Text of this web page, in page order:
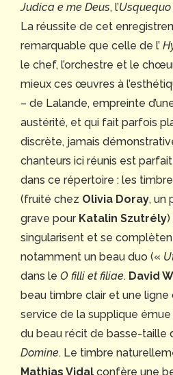
Judica e me Deus, l’
La réussite de cet
remarquable que celle de l’
le chef, l’orchestre et le
mieux ces œuvres à
– de Lalande, empreinte
austérité, et qui fait parfois
discrète, jamais
chanteurs ici réunis est
dans ce répertoire : les
(fruité chez Olivia Doray, un
grave pour Katalin Szutrély
singularisent et se
notamment un beau duo («
dans le O filli et filiae. David
beau timbre clair et une
service de la supplique
du beau récit de basse-taille
Domine. Le timbre
Mathias Vidal confère une